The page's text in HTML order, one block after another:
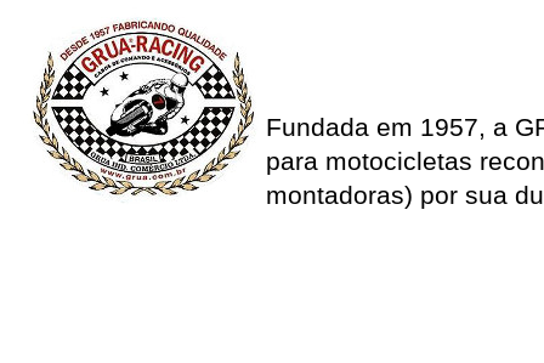
Fundada em 1957, a
para motocicletas
montadoras) por sua